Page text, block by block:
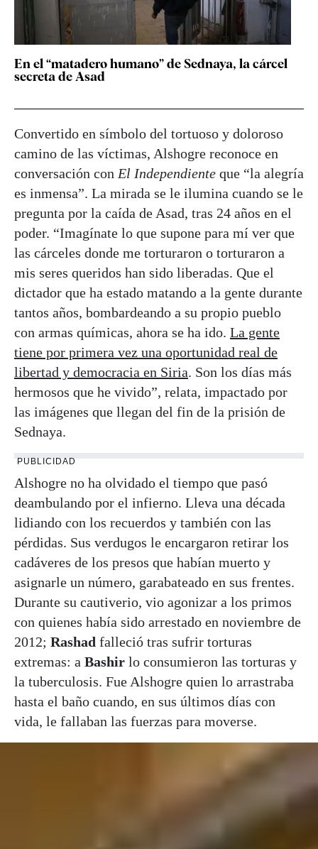
En el “matadero humano” de Sednaya, la cárcel
secreta de Asad
Convertido en símbolo del tortuoso y doloroso
camino de las víctimas, Alshogre reconoce en
conversación con El Independiente que “la alegría
es inmensa”. La mirada se le ilumina cuando se le
pregunta por la caída de Asad, tras 24 años en el
poder. “Imagínate lo que supone para mí ver que
las cárceles donde me torturaron o torturaron a
mis seres queridos han sido liberadas. Que el
dictador que ha estado matando a la gente durante
tantos años, bombardeando a su propio pueblo
con armas químicas, ahora se ha ido. La gente
tiene por primera vez una oportunidad real de
libertad y democracia en Siria. Son los días más
hermosos que he vivido”, relata, impactado por
las imágenes que llegan del fin de la prisión de
Sednaya.
PUBLICIDAD
Alshogre no ha olvidado el tiempo que pasó
deambulando por el infierno. Lleva una década
lidiando con los recuerdos y también con las
pérdidas. Sus verdugos le encargaron retirar los
cadáveres de los presos que habían muerto y
asignarle un número, garabateado en sus frentes.
Durante su cautiverio, vio agonizar a los primos
con quienes había sido arrestado en noviembre de
2012; Rashad falleció tras sufrir torturas
extremas: a Bashir lo consumieron las torturas y
la tuberculosis. Fue Alshogre quien lo arrastraba
hasta el baño cuando, en sus últimos días con
vida, le fallaban las fuerzas para moverse.